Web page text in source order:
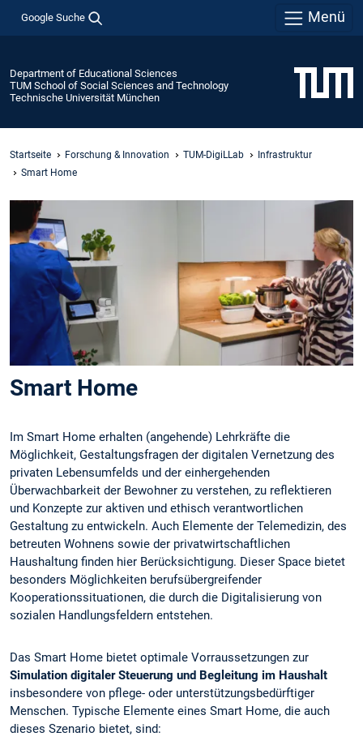
Google Suche Menü
Department of Educational Sciences
TUM School of Social Sciences and Technology
Technische Universität München
Startseite Forschung & Innovation TUM-DigiLLab
Infrastruktur
Smart Home
Smart Home
Im Smart Home erhalten (angehende) Lehrkräfte die
Möglichkeit, Gestaltungsfragen der digitalen Vernetzung des
privaten Lebensumfelds und der einhergehenden
Überwachbarkeit der Bewohner zu verstehen, zu reflektieren
und Konzepte zur aktiven und ethisch verantwortlichen
Gestaltung zu entwickeln. Auch Elemente der Telemedizin, des
betreuten Wohnens sowie der privatwirtschaftlichen
Haushaltung finden hier Berücksichtigung. Dieser Space bietet
besonders Möglichkeiten berufsübergreifender
Kooperationssituationen, die durch die Digitalisierung von
sozialen Handlungsfeldern entstehen.
Das Smart Home bietet optimale Vorraussetzungen zur
Simulation digitaler Steuerung und Begleitung im Haushalt
insbesondere von pflege- oder unterstützungsbedürftiger
Menschen. Typische Elemente eines Smart Home, die auch
dieses Szenario bietet, sind: